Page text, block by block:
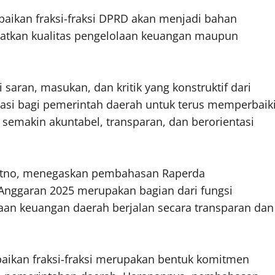
fraksi-fraksi DPRD akan menjadi bahan
kualitas pengelolaan keuangan maupun
masukan, dan kritik yang konstruktif dari
bagi pemerintah daerah untuk terus
akuntabel, transparan, dan berorientasi
menegaskan pembahasan Raperda
2025 merupakan bagian dari fungsi
keuangan daerah berjalan secara transparan dan
fraksi-fraksi merupakan bentuk komitmen